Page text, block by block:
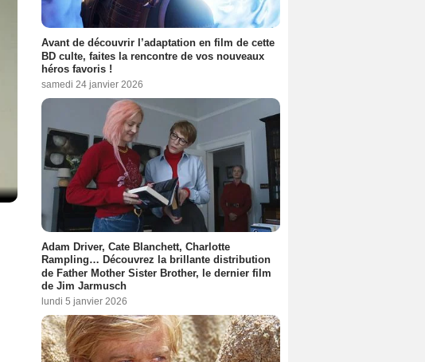
Avant de découvrir l’adaptation en film de cette
BD culte, faites la rencontre de vos nouveaux
héros favoris !
samedi 24 janvier 2026
Adam Driver, Cate Blanchett, Charlotte
Rampling… Découvrez la brillante distribution
de Father Mother Sister Brother, le dernier film
de Jim Jarmusch
lundi 5 janvier 2026